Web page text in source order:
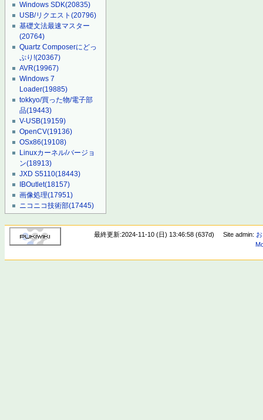
Windows SDK(20835)
USB/リクエスト(20796)
基礎文法最速マスター
(20764)
Quartz Composerにどっ
ぷり!(20367)
AVR(19967)
Windows 7
Loader(19885)
tokkyo/買った物/電子部
品(19443)
V-USB(19159)
OpenCV(19136)
OSx86(19108)
Linuxカーネル/バージョ
ン(18913)
JXD S5110(18443)
IBOutlet(18157)
画像処理(17951)
ニコニコ技術部(17445)
最終更新:2024-11-10 (日) 13:46:58 (637d) Site admin: